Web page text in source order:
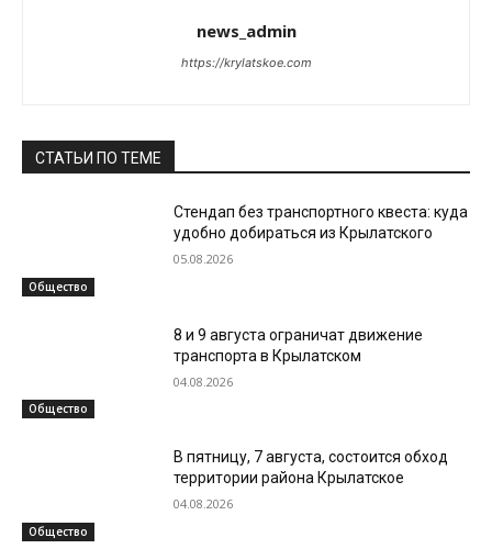
news_admin
https://krylatskoe.com
СТАТЬИ ПО ТЕМЕ
Общество
Стендап без транспортного квеста: куда
удобно добираться из Крылатского
05.08.2026
Общество
8 и 9 августа ограничат движение
транспорта в Крылатском
04.08.2026
Общество
В пятницу, 7 августа, состоится обход
территории района Крылатское
04.08.2026